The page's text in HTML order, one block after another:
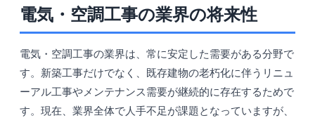
電気・空調工事の業界の将来性
電気・空調工事の業界は、常に安定した需要がある分野で
す。新築工事だけでなく、既存建物の老朽化に伴うリニュ
ーアル工事やメンテナンス需要が継続的に存在するためで
す。現在、業界全体で人手不足が課題となっていますが、